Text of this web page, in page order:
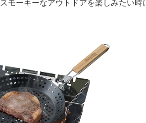
モーキーなアウトドアを楽しみたい時